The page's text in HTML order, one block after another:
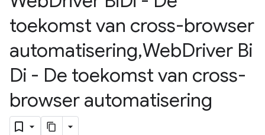
toekomst van cross-browser
automatisering,WebDriver Bi
Di - De toekomst van cross-
browser automatisering